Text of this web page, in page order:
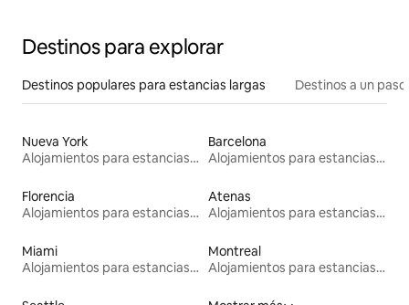
Destinos para explorar
Destinos populares para estancias largas Destinos a un
Nueva York
Alojamientos para estancias largas
Barcelona
Alojamientos para estancias largas
Florencia
Alojamientos para estancias largas
Atenas
Alojamientos para estancias largas
Miami
Alojamientos para estancias largas
Montreal
Alojamientos para estancias largas